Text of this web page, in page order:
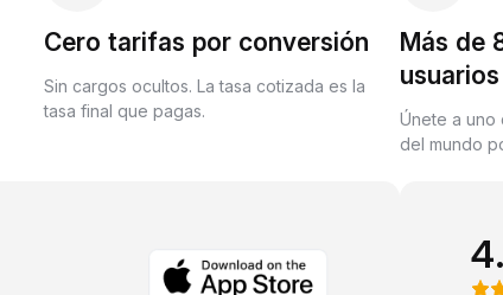
Cero tarifas por conversión
Sin cargos ocultos. La tasa cotizada es la
tasa final que pagas.
Más de
usuarios
Únete a uno
del mundo